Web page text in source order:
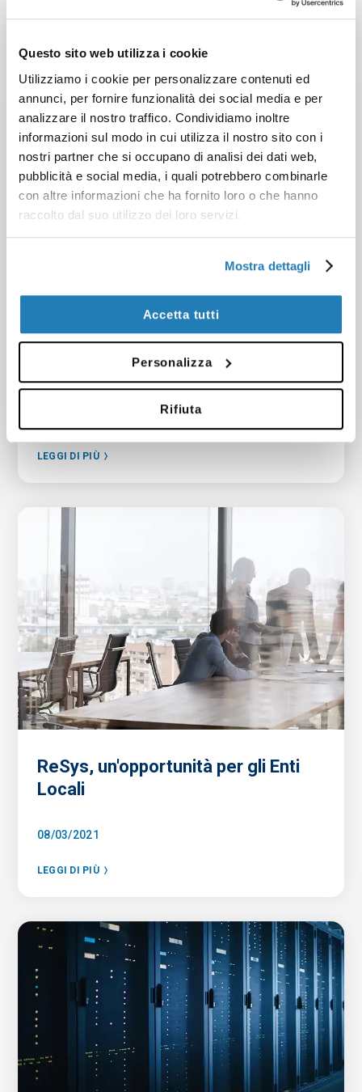
Questo sito web utilizza i cookie
Utilizziamo i cookie per personalizzare contenuti ed
annunci, per fornire funzionalità dei social media e per
analizzare il nostro traffico. Condividiamo inoltre
informazioni sul modo in cui utilizza il nostro sito con i
nostri partner che si occupano di analisi dei dati web,
pubblicità e social media, i quali potrebbero combinarle
con altre informazioni che ha fornito loro o che hanno
raccolto dal suo utilizzo dei loro servizi.
Mostra dettagli
Accetta tutti
Personalizza
Rifiuta
lavorare con ReSys in cloud
LEGGI DI PIÙ
ReSys, un'opportunità per gli Enti
Locali
08/03/2021
LEGGI DI PIÙ